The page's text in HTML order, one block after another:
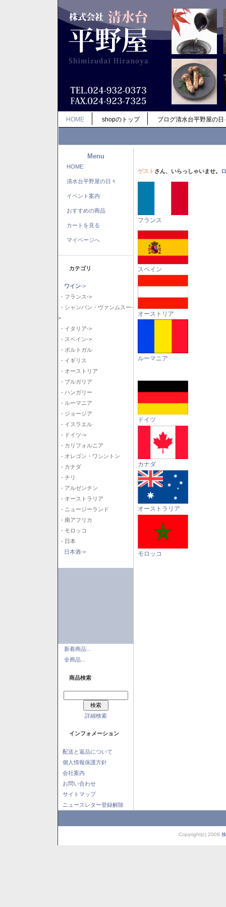
HOME shopのトップ ブログ清水台平野屋の日
Menu
HOME
清水台平野屋の日々
イベント案内
おすすめの商品
カートを見る
マイページへ
カテゴリ
ワイン->
- フランス->
- シャンパン・ヴァンムスー-
>
- イタリア->
- スペイン->
- ポルトガル
- イギリス
- オーストリア
- ブルガリア
- ハンガリー
- ルーマニア
- ジョージア
- イスラエル
- ドイツ->
- カリフォルニア
- オレゴン・ワシントン
- カナダ
- チリ
- アルゼンチン
- オーストラリア
- ニュージーランド
- 南アフリカ
- モロッコ
- 日本
日本酒->
新着商品...
全商品...
商品検索
詳細検索
インフォメーション
配送と返品について
個人情報保護方針
会社案内
お問い合わせ
サイトマップ
ニュースレター登録解除
ゲスト さん、いらっしゃいませ。
フランス
スペイン
オーストリア
ルーマニア
ドイツ
カナダ
オーストラリア
モロッコ
Copyright(c) 2008